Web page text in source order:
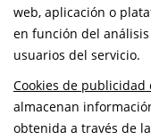
web, aplicación o
en función del
usuarios del servicio.
Cookies de
almacenan
obtenida a través de